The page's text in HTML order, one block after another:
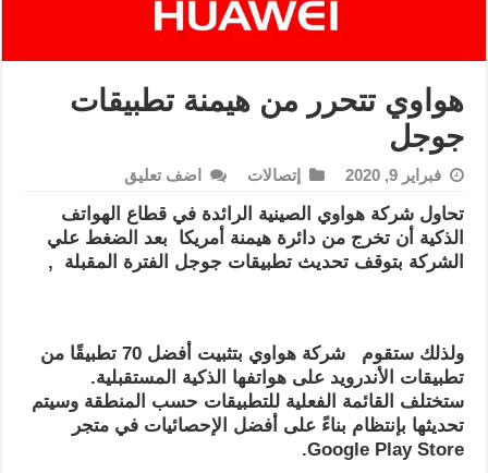
هواوي تتحرر من هيمنة تطبيقات
جوجل
فبراير 9, 2020 إتصالات اضف تعليق
تحاول شركة هواوي الصينية الرائدة في قطاع الهواتف
الذكية أن تخرج من دائرة هيمنة أمريكا بعد الضغط علي
الشركة بتوقف تحديث تطبيقات جوجل الفترة المقبلة ,
ولذلك ستقوم شركة هواوي بتثبيت أفضل 70 تطبيقًا من
تطبيقات الأندرويد على هواتفها الذكية المستقبلية.
ستختلف القائمة الفعلية للتطبيقات حسب المنطقة وسيتم
تحديثها بإنتظام بناءً على أفضل الإحصائيات في متجر
Google Play Store.